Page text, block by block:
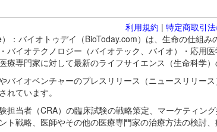
利用規約 | 特定商取引
：バイオトゥデイ（BioToday.com）は、生命の仕組
バイオテクノロジー（バイオテック、バイオ）・応用
療専門家に対して最新のライフサイエンス（生命科学）
バイオベンチャーのプレスリリース（ニュースリリー
れています。
担当者（CRA）の臨床試験の戦略策定、マーケティン
ト戦略、医師やその他の医療専門家の治療方法の検討